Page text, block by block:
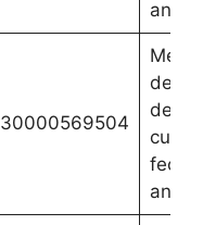
30000569504
del 2
de
fecha